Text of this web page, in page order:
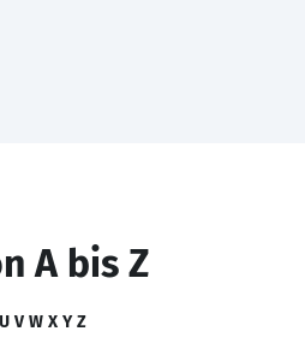
A bis Z
U V W X Y Z